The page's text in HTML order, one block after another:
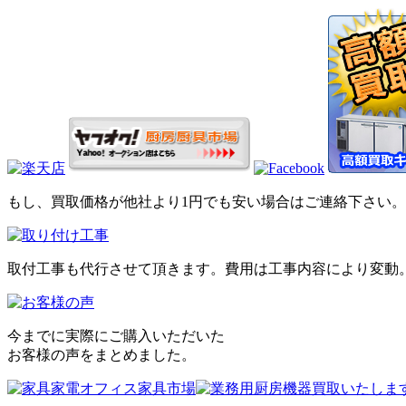
もし、買取価格が他社より1円でも安い場合はご連絡下さい。
取付工事も代行させて頂きます。費用は工事内容により変動
今までに実際にご購入いただいた
お客様の声をまとめました。